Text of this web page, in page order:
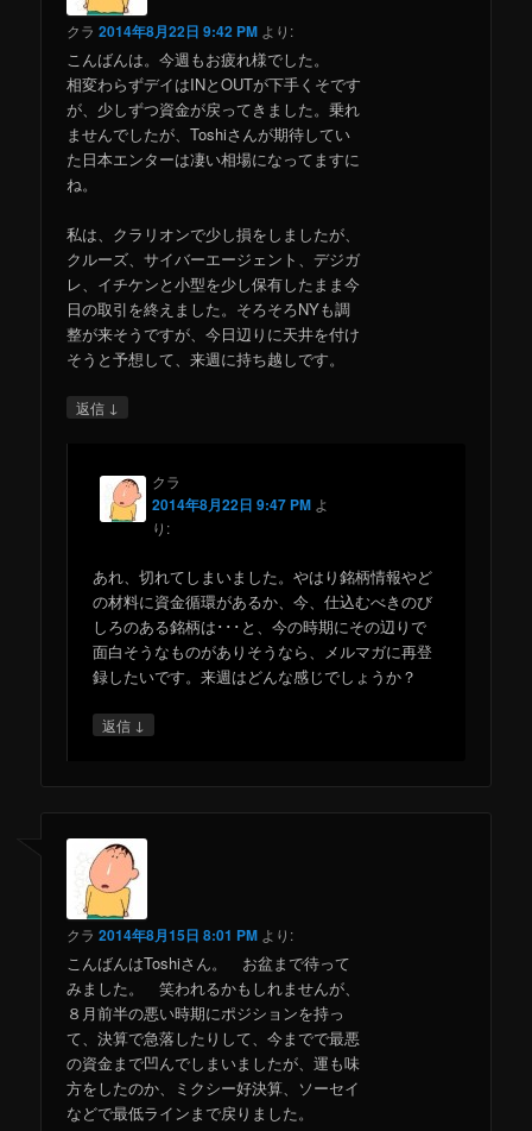
クラ 2014年8月22日 9:42 PM より:
こんばんは。今週もお疲れ様でした。
相変わらずデイはINとOUTが下手くそです
が、少しずつ資金が戻ってきました。乗れ
ませんでしたが、Toshiさんが期待してい
た日本エンターは凄い相場になってますに
ね。
私は、クラリオンで少し損をしましたが、
クルーズ、サイバーエージェント、デジガ
レ、イチケンと小型を少し保有したまま今
日の取引を終えました。そろそろNYも調
整が来そうですが、今日辺りに天井を付け
そうと予想して、来週に持ち越しです。
返信 ↓
クラ
2014年8月22日 9:47 PM よ
り:
あれ、切れてしまいました。やはり銘柄情報やど
の材料に資金循環があるか、今、仕込むべきのび
しろのある銘柄は･･･と、今の時期にその辺りで
面白そうなものがありそうなら、メルマガに再登
録したいです。来週はどんな感じでしょうか？
返信 ↓
クラ 2014年8月15日 8:01 PM より:
こんばんはToshiさん。 お盆まで待って
みました。 笑われるかもしれませんが、
８月前半の悪い時期にポジションを持っ
て、決算で急落したりして、今までで最悪
の資金まで凹んでしまいましたが、運も味
方をしたのか、ミクシー好決算、ソーセイ
などで最低ラインまで戻りました。